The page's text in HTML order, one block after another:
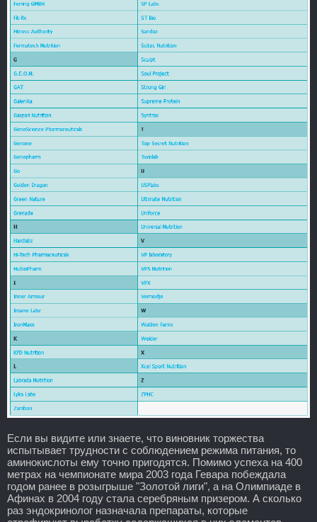
Если вы видите или знаете, что виновник торжества
испытывает трудности с соблюдением режима питания, то
аминокислоты ему точно пригодятся. Помимо успеха на 400
метрах на чемпионате мира 2003 года Гевара побеждала
годом ранее в розыгрыше "Золотой лиги", а на Олимпиаде в
Афинах в 2004 году стала серебряным призером. А сколько
раз эндокринолог назначала препараты, которые